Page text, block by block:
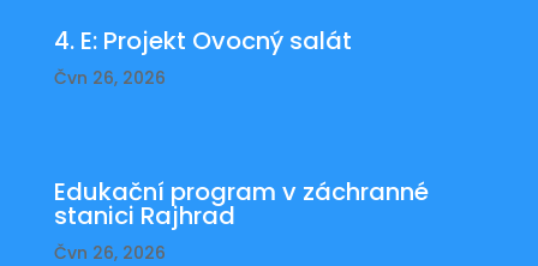
4. E: Projekt Ovocný salát
Čvn 26, 2026
Edukační program v záchranné
stanici Rajhrad
Čvn 26, 2026